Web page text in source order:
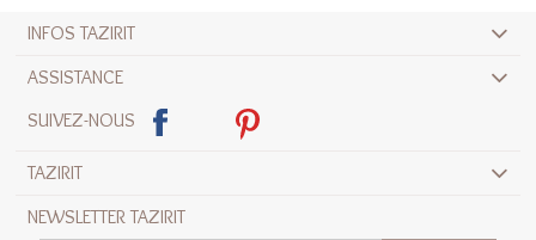
INFOS TAZIRIT
ASSISTANCE
SUIVEZ-NOUS
TAZIRIT
NEWSLETTER TAZIRIT